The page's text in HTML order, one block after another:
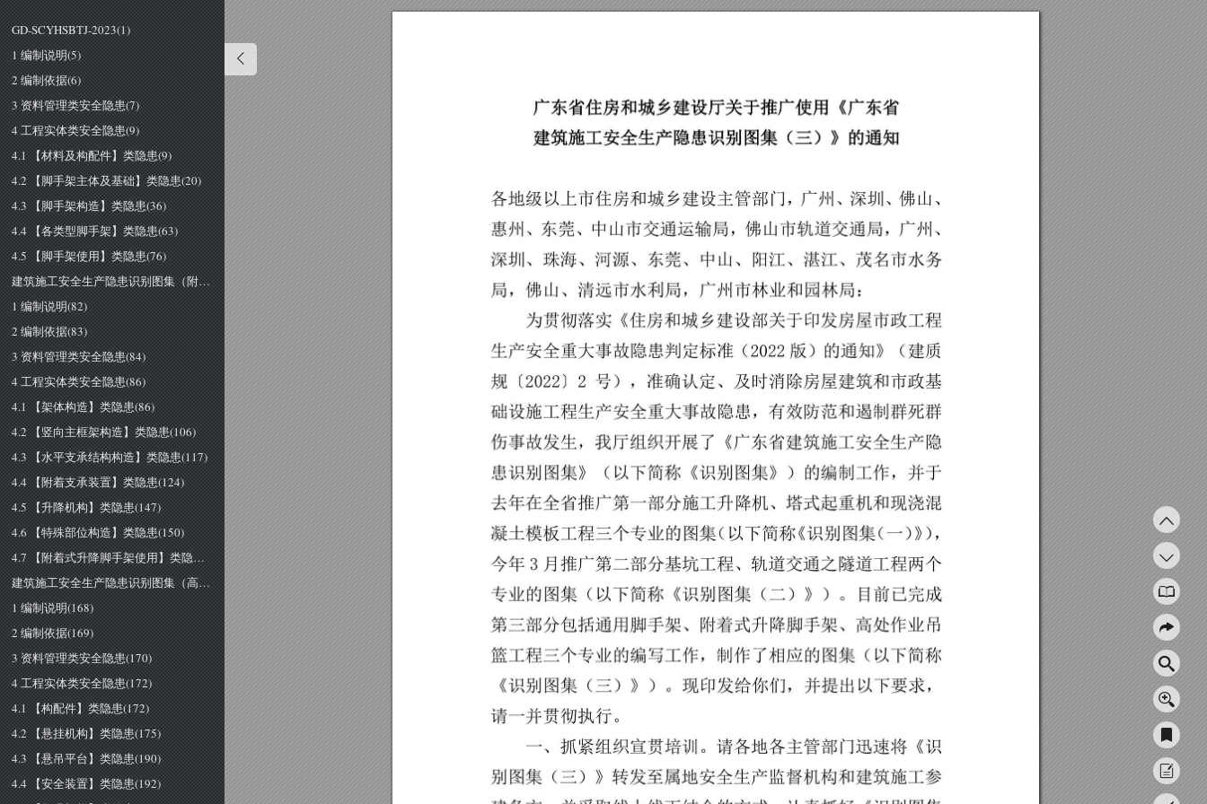
GD-SCYHSBTJ-2023(1)
1 编制说明(5)
2 编制依据(6)
3 资料管理类安全隐患(7)
4 工程实体类安全隐患(9)
4.1 【材料及构配件】类隐患(9)
4.2 【脚手架主体及基础】类隐患(20)
4.3 【脚手架构造】类隐患(36)
4.4 【各类型脚手架】类隐患(63)
4.5 【脚手架使用】类隐患(76)
建筑施工安全生产隐患识别图集（附着式升降脚手架工程部分）(80)
1 编制说明(82)
2 编制依据(83)
3 资料管理类安全隐患(84)
4 工程实体类安全隐患(86)
4.1 【架体构造】类隐患(86)
4.2 【竖向主框架构造】类隐患(106)
4.3 【水平支承结构构造】类隐患(117)
4.4 【附着支承装置】类隐患(124)
4.5 【升降机构】类隐患(147)
4.6 【特殊部位构造】类隐患(150)
4.7 【附着式升降脚手架使用】类隐患(156)
建筑施工安全生产隐患识别图集（高处作业吊篮工程部分）(166)
1 编制说明(168)
2 编制依据(169)
3 资料管理类安全隐患(170)
4 工程实体类安全隐患(172)
4.1 【构配件】类隐患(172)
4.2 【悬挂机构】类隐患(175)
4.3 【悬吊平台】类隐患(190)
4.4 【安全装置】类隐患(192)
广东省住房和城乡建设厅关于推广使用 《广东省
建筑施工安全生产隐患识别图集 （三）》 的通知
各地级以上市住房和城乡建设主管部门，广州、深圳、佛山、
惠州、东莞、中山市交通运输局，佛山市轨道交通局，广州、
深圳、珠海、河源、东莞、中山、阳江、湛江、茂名市水务
局，佛山、清远市水利局，广州市林业和园林局：
为贯彻落实 《住房和城乡建设部关于印发房屋市政工程
生产安全重大事故隐患判定标准 （２０２２版）的通知》 （建质
规 （
２０２２
） ２号），准确认定、及时消除房屋建筑和市政基
础设施工程生产安全重大事故隐患，有效防范和遏制群死群
伤事故发生，我厅组织开展了 《广东省建筑施工安全生产隐
患识别 图集》 （以 下简称 《识别 图集》 ）的编制工作， 并于
去年在全省推广第一部分施工升降机、塔式起重机和现浇混
凝土模板工程三个专业的图集（以下简称《识别 图集（一）》），
今年 ３月推广第二部分基坑工程、轨道交通之隧道工程两个
专业的图集 （以 下简称 《识别图集 （二）》）。 目前己完成
第三部分包括通用脚手架、附着式升降脚手架、高处作业吊
篮工程三个专业的编写工作，制作了相应的图集 （以下简称
《识别 图集 （三）》）。现印发给你们，并提出以下要求，
请一并贯彻执行。
一、抓紧组织宣贯培训。请各地各主管部门迅速将 《识
别图集 （三）》转发至属地安全生产监督机构和建筑施工参